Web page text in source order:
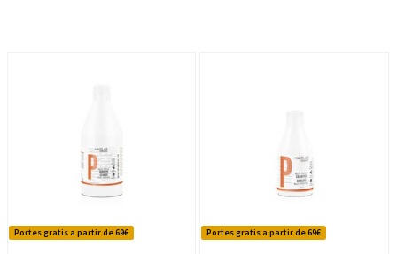
Portes gratis a partir de 69€ Portes gratis a partir de 69€